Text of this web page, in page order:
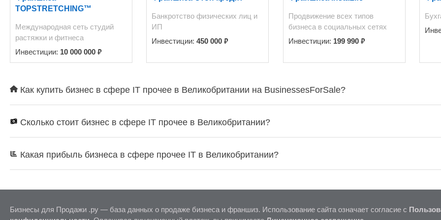
TOPSTRETCHING™
Международная сеть студий
растяжки и фитнеса
Инвестиции: 10 000 000 ₽
Банкротство физических лиц и
ИП
Инвестиции:450 000₽
Продвижение всех типов
бизнеса в социальных сетях
Инвестиции: 199 990 ₽
Как купить бизнес в сфере IT прочее в Великобритании на BusinessesForSale?
Сколько стоит бизнес в сфере IT прочее в Великобритании?
Какая прибыль бизнеса в сфере прочее IT в Великобритании?
Бизнесы для Продажи .ру — база данных о продаже бизнеса и франшиз. Использование сайта означает согласие с